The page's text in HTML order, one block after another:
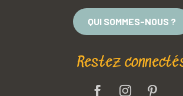
QUI SOMMES-NOUS ?
Restez